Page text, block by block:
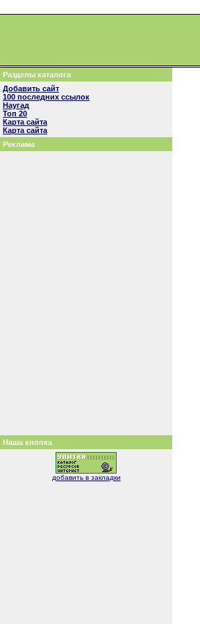
Разделы каталога
Добавить сайт
100 последних ссылок
Наугад
Топ 20
Карта сайта
Карта сайта
Реклама
Наша кнопка
добавить в закладки